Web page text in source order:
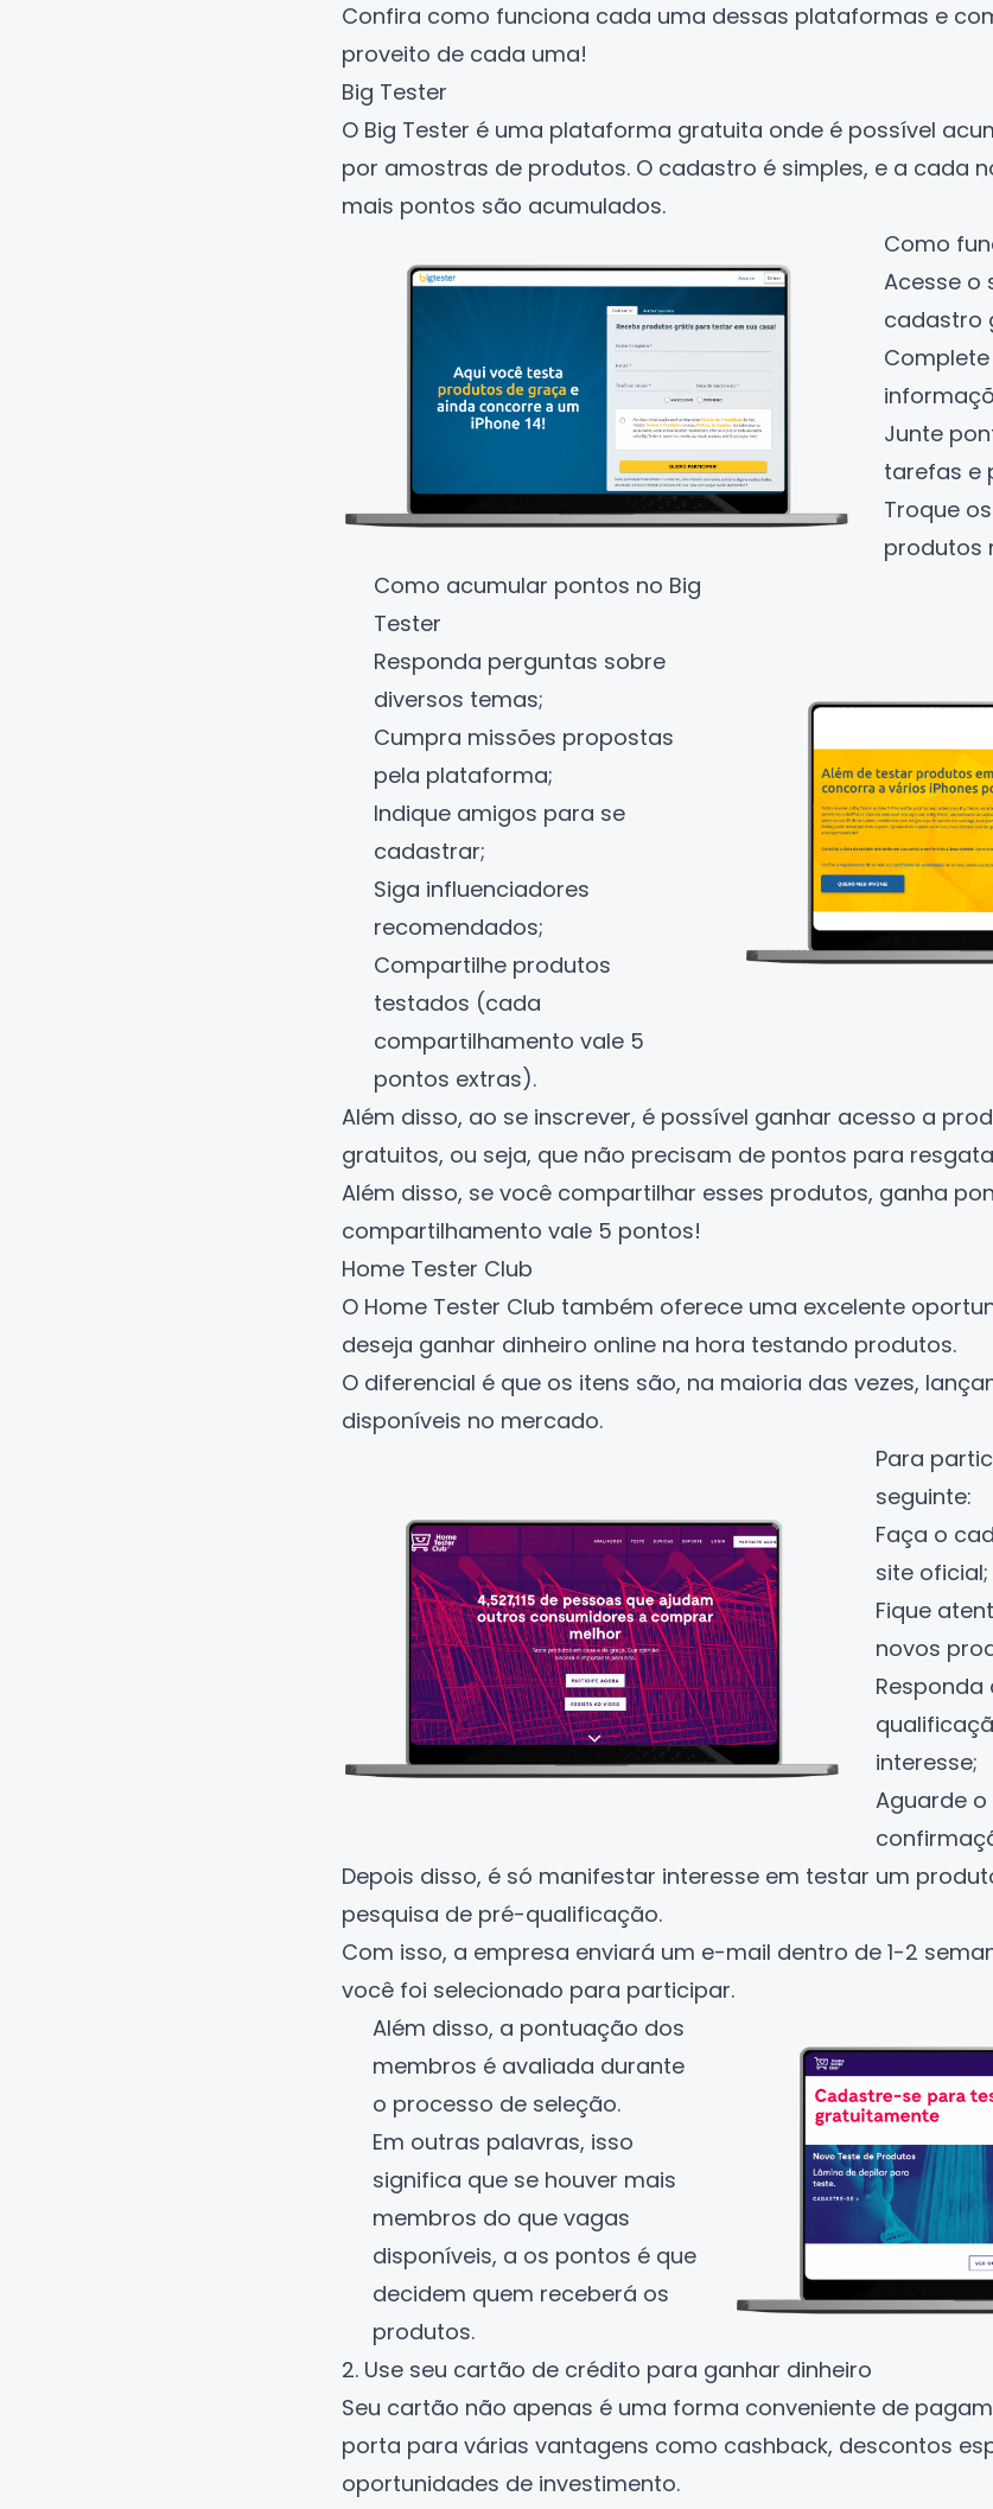
Confira como funciona cada uma dessas plataformas e
proveito de cada uma!
Big Tester
O Big Tester é uma plataforma gratuita onde é possível
por amostras de produtos. O cadastro é simples, e a cada
mais pontos são acumulados.
Como
Acesse o
cadastro
Junte
tarefas e
Troque
produtos
Como acumular pontos no Big
Tester
Responda perguntas sobre
diversos temas;
Cumpra missões propostas
pela plataforma;
Indique amigos para se
cadastrar;
Siga influenciadores
recomendados;
Compartilhe produtos
testados (cada
compartilhamento vale 5
pontos extras).
Além disso, ao se inscrever, é possível ganhar acesso a
gratuitos, ou seja, que não precisam de pontos para
Além disso, se você compartilhar esses produtos, ganha
compartilhamento vale 5 pontos!
Home Tester Club
O Home Tester Club também oferece uma excelente
deseja ganhar dinheiro online na hora testando produtos.
O diferencial é que os itens são, na maioria das vezes,
disponíveis no mercado.
Para
seguinte:
Faça o
site oficial;
Fique
novos
interesse;
Aguarde
Depois disso, é só manifestar interesse em testar um
pesquisa de pré-qualificação.
Com isso, a empresa enviará um e-mail dentro de 1-2
você foi selecionado para participar.
Além disso, a pontuação dos
membros é avaliada durante
o processo de seleção.
Em outras palavras, isso
significa que se houver mais
membros do que vagas
disponíveis, a os pontos é que
decidem quem receberá os
produtos.
2. Use seu cartão de crédito para ganhar dinheiro
Seu cartão não apenas é uma forma conveniente de
porta para várias vantagens como cashback, descontos
oportunidades de investimento.